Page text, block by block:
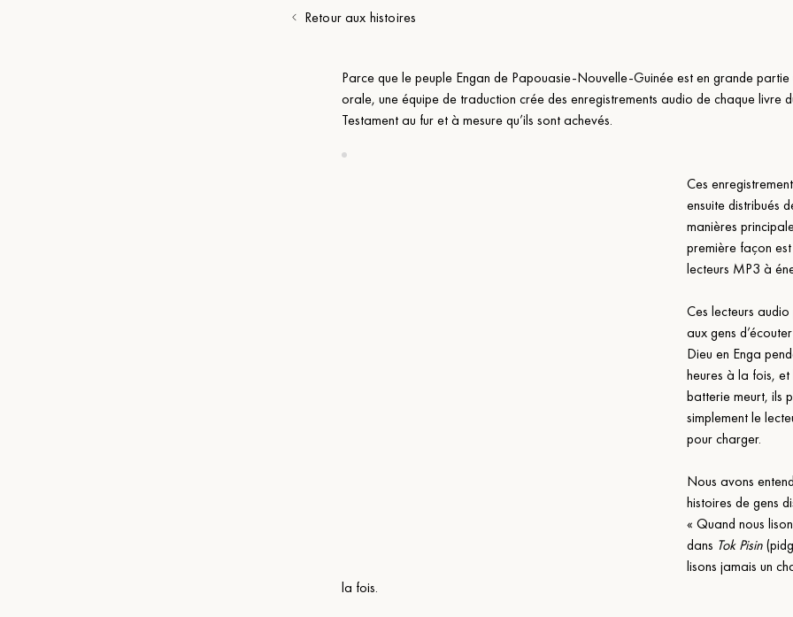
Retour aux histoires
Parce que le peuple Engan de Papouasie-Nouvelle-Guinée est en grande partie
orale, une équipe de traduction crée des enregistrements audio de chaque livre
Testament au fur et à mesure qu’ils sont achevés.
Ces
ensuite distribués
manières
première façon est
lecteurs MP3 à
Ces lecteurs
aux gens
Dieu en Enga
heures à la fois,
batterie meurt, ils
simplement le
pour charger.
Nous avons
histoires de gens
« Quand nous
dans Tok Pisin
lisons jamais un
la fois.